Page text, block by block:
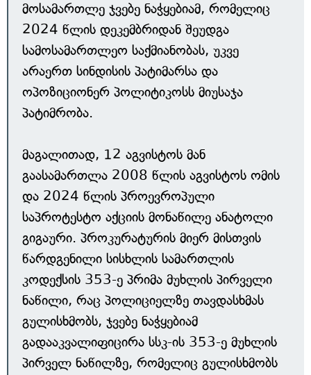
მოსამართლე ჯვებე ნაჭყებიამ, რომელიც
2024 წლის დეკემბრიდან შეუდგა
სამოსამართლეო საქმიანობას, უკვე
არაერთ სინდისის პატიმარსა და
ოპოზიციონერ პოლიტიკოსს მიუსაჯა
პატიმრობა.
მაგალითად, 12 აგვისტოს მან
გაასამართლა 2008 წლის აგვისტოს ომის
და 2024 წლის პროევროპული
საპროტესტო აქციის მონაწილე ანატოლი
გიგაური. პროკურატურის მიერ მისთვის
წარდგენილი სისხლის სამართლის
კოდექსის 353-ე პრიმა მუხლის პირველი
ნაწილი, რაც პოლიციელზე თავდასხმას
გულისხმობს, ჯვებე ნაჭყებიამ
გადააკვალიფიცირა სსკ-ის 353-ე მუხლის
პირველ ნაწილზე, რომელიც გულისხმობს